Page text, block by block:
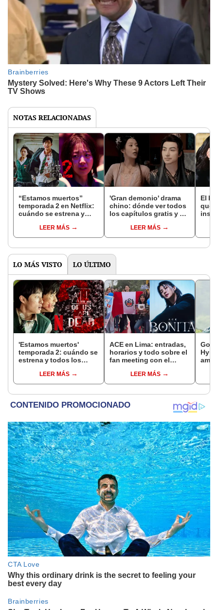
NOTAS RELACIONADAS
“Estamos muertos”
temporada 2 en Netflix:
cuándo se estrena y
temporadaLEER MÁS
'Gran demonio' drama
chino: dónde ver todos
los capítulos gratis y en
LEER MÁS
El k-
que
LO MÁS VISTO LO ÚLTIMO
'Estamos muertos'
temporada 2: cuándo se
estrena y todos los
entregaLEER MÁS
ACE en Lima: entradas,
horarios y todo sobre el
fan meeting con el
Circuito Mágico del
Agua
LEER MÁS
Goo